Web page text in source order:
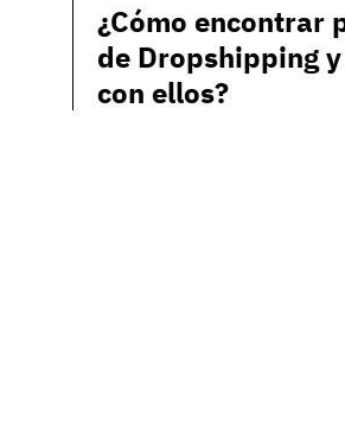
¿Cómo encontrar
de Dropshipping
con ellos?